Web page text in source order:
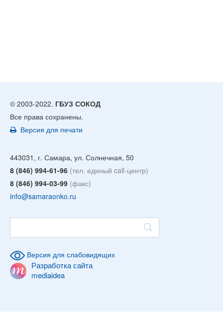
© 2003-2022. ГБУЗ СОКОД
Все права сохранены.
Версия для печати
443031, г. Самара, ул. Солнечная, 50
8 (846) 994-61-96 (тел. единый call-центр)
8 (846) 994-03-99 (факс)
info@samaraonko.ru
Версия для слабовидящих
Разработка сайта
mediaidea